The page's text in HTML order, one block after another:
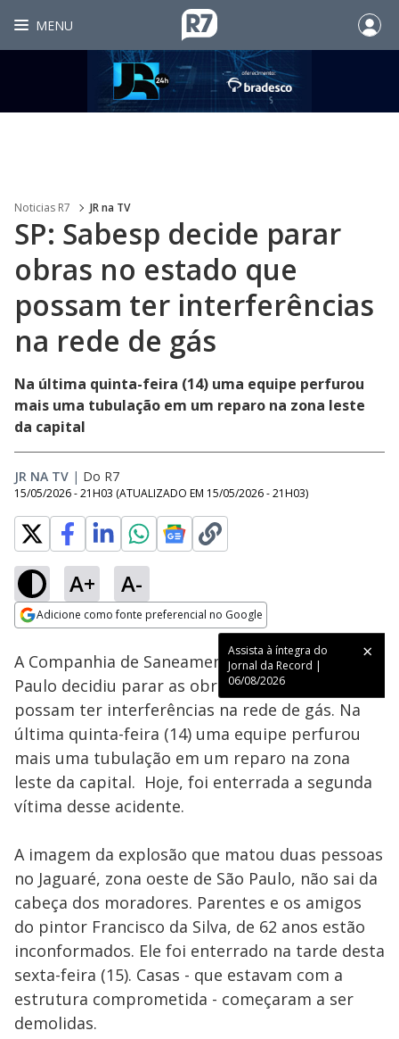
MENU
Noticias R7 JR na TV
SP: Sabesp decide parar
obras no estado que
possam ter interferências
na rede de gás
Na última quinta-feira (14) uma equipe perfurou
mais uma tubulação em um reparo na zona leste
da capital
JR NA TV | Do R7
15/05/2026 - 21H03 (ATUALIZADO EM 15/05/2026 - 21H03)
A+ A-
Adicione como fonte preferencial no Google
Assista à íntegra do
Jornal da Record |
06/08/2026
Ativar
Loaded:
51.66%
A Companhia de Saneamento Básico de São
Paulo decidiu parar as obras no estado que
possam ter interferências na rede de gás. Na
última quinta-feira (14) uma equipe perfurou
mais uma tubulação em um reparo na zona
leste da capital. Hoje, foi enterrada a segunda
vítima desse acidente.
A imagem da explosão que matou duas pessoas
no Jaguaré, zona oeste de São Paulo, não sai da
cabeça dos moradores. Parentes e os amigos
do pintor Francisco da Silva, de 62 anos estão
inconformados. Ele foi enterrado na tarde desta
sexta-feira (15). Casas - que estavam com a
estrutura comprometida - começaram a ser
demolidas.